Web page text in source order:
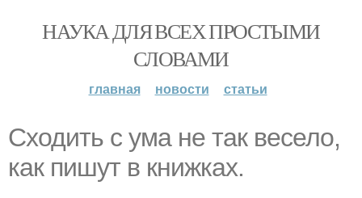
НАУКА ДЛЯ ВСЕХ ПРОСТЫМИ
СЛОВАМИ
главная новости статьи
Сходить с ума не так весело,
как пишут в книжках.